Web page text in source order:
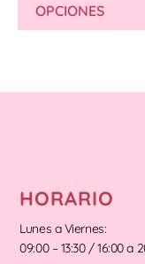
OPCIONES
HORARIO
Lunes a Viernes:
09:00 – 13:30 / 16:00 a